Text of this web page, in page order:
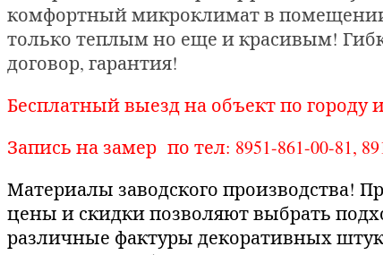
комфортный микроклимат в
только теплым но еще и красивым!
договор, гарантия!
Бесплатный выезд на объект по городу
Запись на замер по тел: 8951-861-00-81,
Материалы заводского производства!
цены и скидки позволяют выбрать
различные фактуры декоративных